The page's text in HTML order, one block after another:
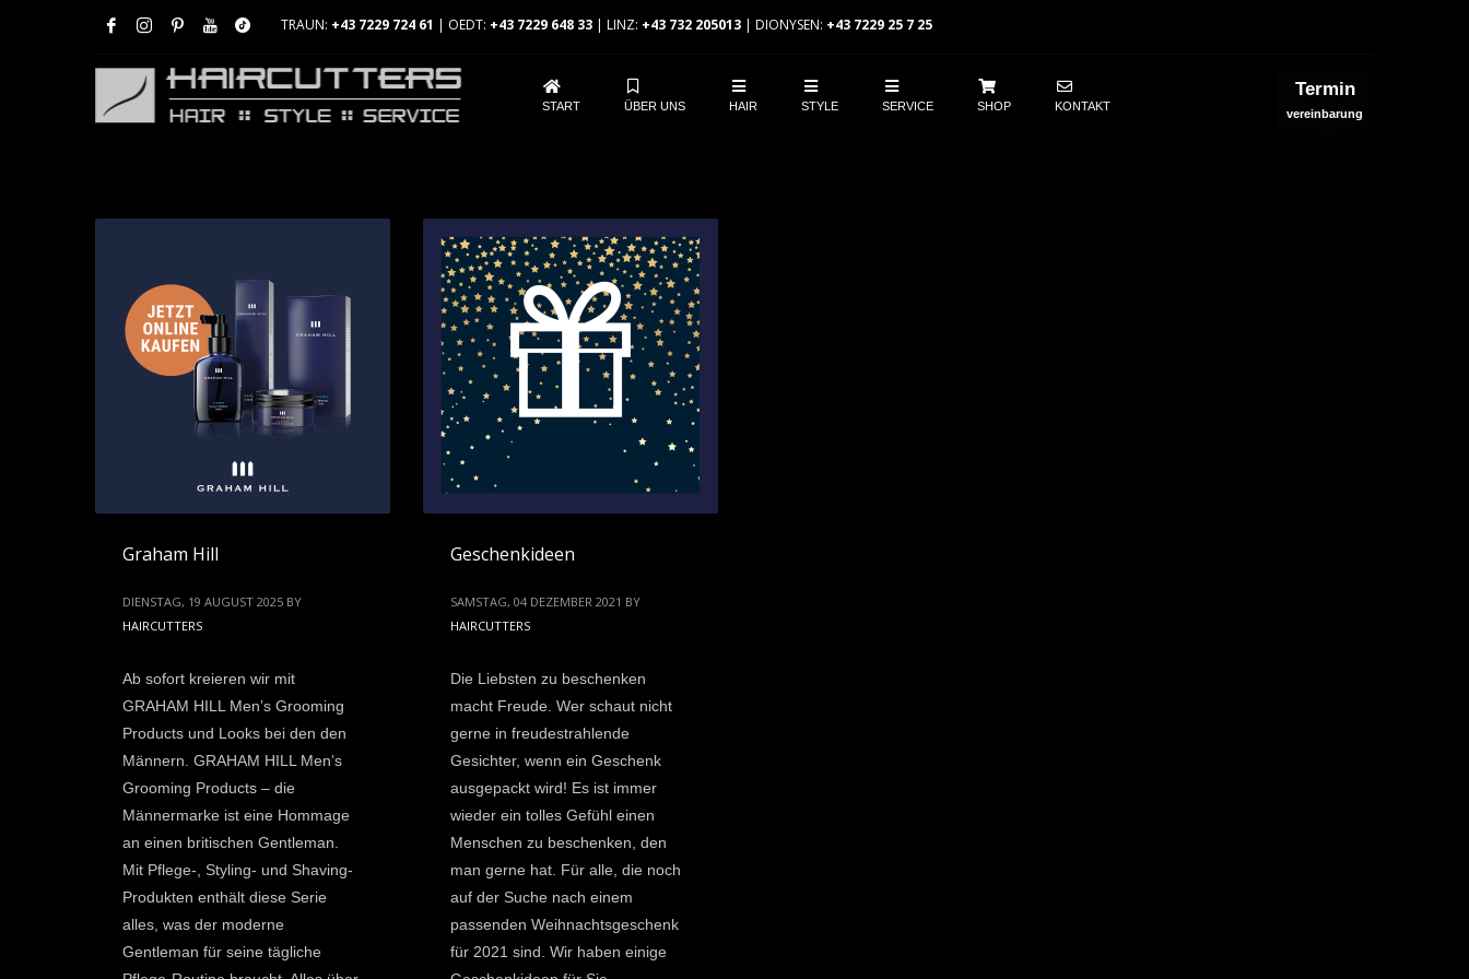
TRAUN: +43 7229 724 61 | OEDT: +43 7229 648 33 | LINZ: +43 732 205013 | DIONYSEN: +43 7229 25 7 25
START ÜBER UNS HAIR STYLE SERVICE SHOP KONTAKT
Termin
vereinbarung
Graham Hill
DIENSTAG, 19 AUGUST 2025 BY
HAIRCUTTERS
Ab sofort kreieren wir mit
GRAHAM HILL Men’s Grooming
Products und Looks bei den den
Männern. GRAHAM HILL Men’s
Grooming Products – die
Männermarke ist eine Hommage
an einen britischen Gentleman.
Mit Pflege-, Styling- und Shaving-
Produkten enthält diese Serie
alles, was der moderne
Gentleman für seine tägliche
Geschenkideen
SAMSTAG, 04 DEZEMBER 2021 BY
HAIRCUTTERS
Die Liebsten zu beschenken
macht Freude. Wer schaut nicht
gerne in freudestrahlende
Gesichter, wenn ein Geschenk
ausgepackt wird! Es ist immer
wieder ein tolles Gefühl einen
Menschen zu beschenken, den
man gerne hat. Für alle, die noch
auf der Suche nach einem
passenden Weihnachtsgeschenk
für 2021 sind. Wir haben einige